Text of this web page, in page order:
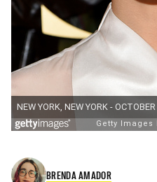
BRENDA AMADOR